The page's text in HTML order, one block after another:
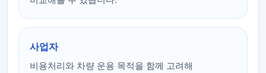
사업자
비용처리와 차량 운용 목적을 함께 고려해